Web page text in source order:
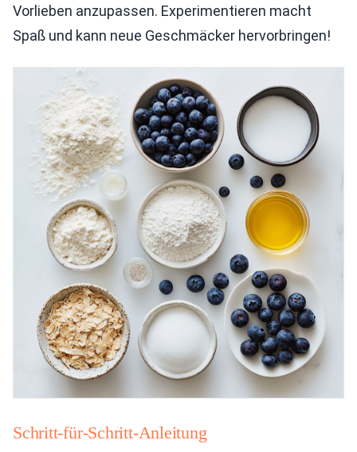
Vorlieben anzupassen. Experimentieren macht
Spaß und kann neue Geschmäcker hervorbringen!
Schritt-für-Schritt-Anleitung